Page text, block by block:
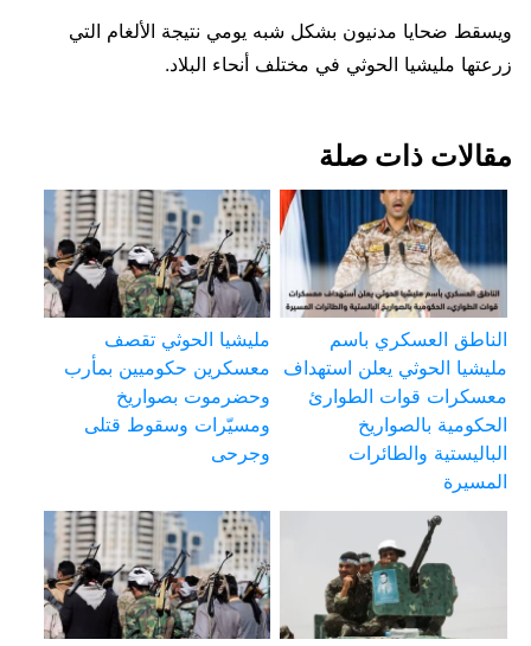
ويسقط ضحايا مدنيون بشكل شبه يومي نتيجة الألغام التي
زرعتها مليشيا الحوثي في مختلف أنحاء البلاد.
مقالات ذات صلة
الناطق العسكري باسم
مليشيا الحوثي يعلن استهداف
معسكرات قوات الطوارئ
الحكومية بالصواريخ
الباليستية والطائرات
المسيرة
مليشيا الحوثي تقصف
معسكرين حكوميين بمأرب
وحضرموت بصواريخ
ومسيّرات وسقوط قتلى
وجرحى